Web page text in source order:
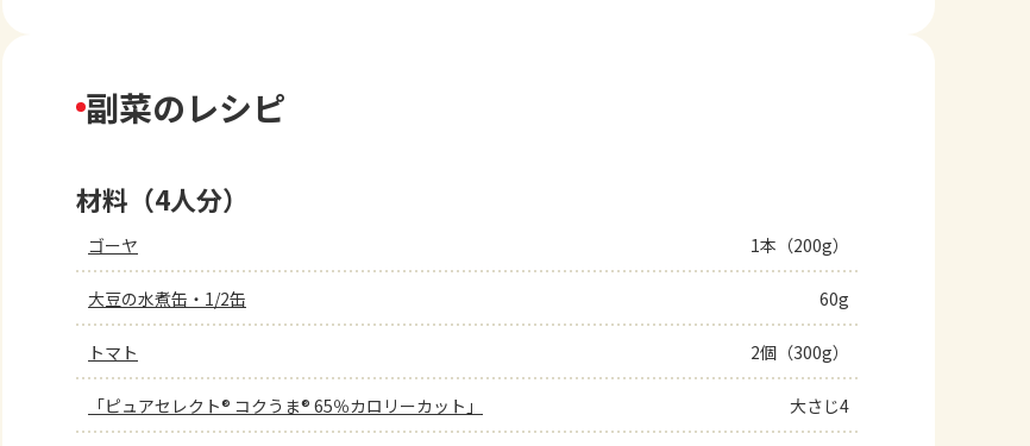
副菜のレシピ
材料（4人分）
ゴーヤ 1本（200g）
大豆の水煮缶・1/2缶 60g
トマト 2個（300g）
「ピュアセレクト® コクうま® 65％カロリーカット」 大さじ4